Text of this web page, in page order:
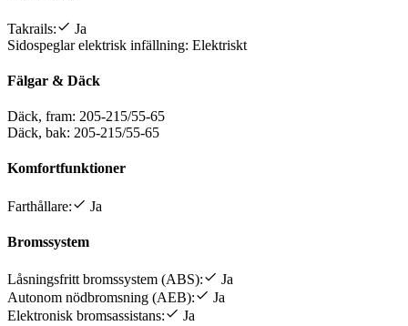
Takrails:
Ja
Sidospeglar elektrisk infällning: Elektriskt
Fälgar & Däck
Däck, fram: 205-215/55-65
Däck, bak: 205-215/55-65
Komfortfunktioner
Farthållare: Ja
Bromssystem
Låsningsfritt bromssystem (ABS):
Ja
Autonom nödbromsning (AEB):
Ja
Elektronisk bromsassistans:
Ja